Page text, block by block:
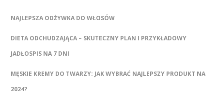
NAJLEPSZA ODŻYWKA DO WŁOSÓW
DIETA ODCHUDZAJĄCA – SKUTECZNY PLAN I PRZYKŁADOWY
JADŁOSPIS NA 7 DNI
MĘSKIE KREMY DO TWARZY: JAK WYBRAĆ NAJLEPSZY PRODUKT NA
2024?